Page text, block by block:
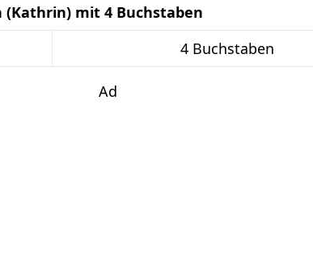
(Kathrin) mit 4 Buchstaben
4 Buchstaben
Ad